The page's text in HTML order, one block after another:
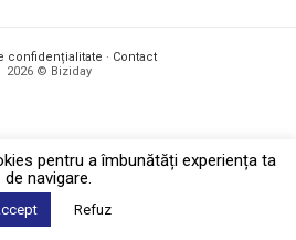
confidențialitate · Contact
2026 © Biziday
pentru a îmbunătăți experiența ta
de navigare.
Refuz